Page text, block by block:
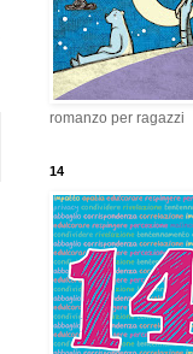
romanzo per ragazzi
14